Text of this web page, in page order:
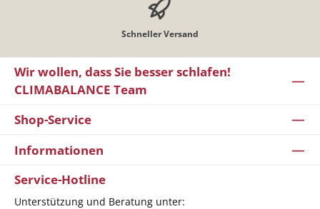
Schneller Versand
Wir wollen, dass Sie besser schlafen!
CLIMABALANCE Team
Shop-Service
Informationen
Service-Hotline
Unterstützung und Beratung unter: